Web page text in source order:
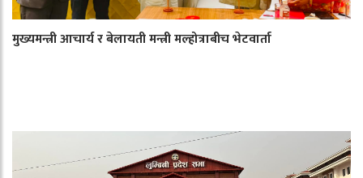
मुख्यमन्त्री आचार्य र बेलायती मन्त्री मल्होत्राबीच भेटवार्ता